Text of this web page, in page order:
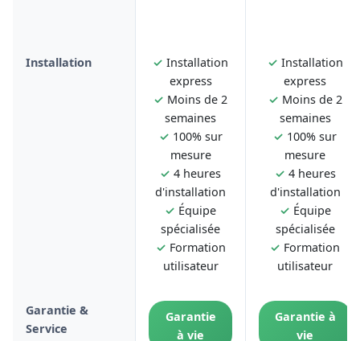
Installation ✓ Installation
express
✓ Moins de 2
semaines
✓ 100% sur
mesure
✓ 4 heures
d'installation
✓ Équipe
spécialisée
✓ Formation
utilisateur
✓ Installation
express
✓ Moins de 2
semaines
✓ 100% sur
mesure
✓ 4 heures
d'installation
✓ Équipe
spécialisée
✓ Formation
utilisateur
Garantie &
Service
Garantie
à vie
Garantie à
vie